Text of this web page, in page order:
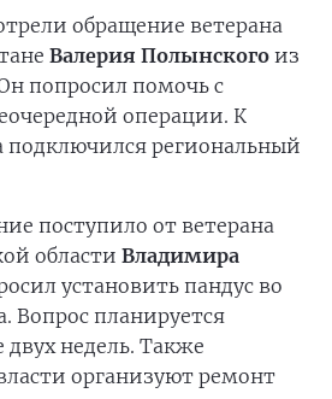
обращение ветерана
Валерия Полынского из
попросил помочь с
операции. К
региональный
поступило от ветерана
области Владимира
установить пандус во
Вопрос планируется
недель. Также
организуют ремонт